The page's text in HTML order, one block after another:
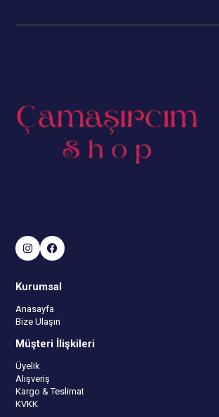
Kurumsal
Anasayfa
Bize Ulaşın
Müşteri İlişkileri
Üyelik
Alışveriş
Kargo & Teslimat
KVKK